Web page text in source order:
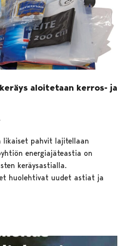
aloitetaan kerros- ja
likaiset pahvit lajitellaan
energiajäteastia on
keräysastialla.
huolehtivat uudet astiat ja